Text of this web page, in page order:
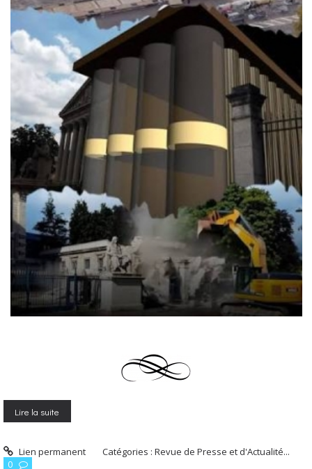
Lire la suite
Lien permanent Catégories :Revue de Presse et d'Actualité...
0